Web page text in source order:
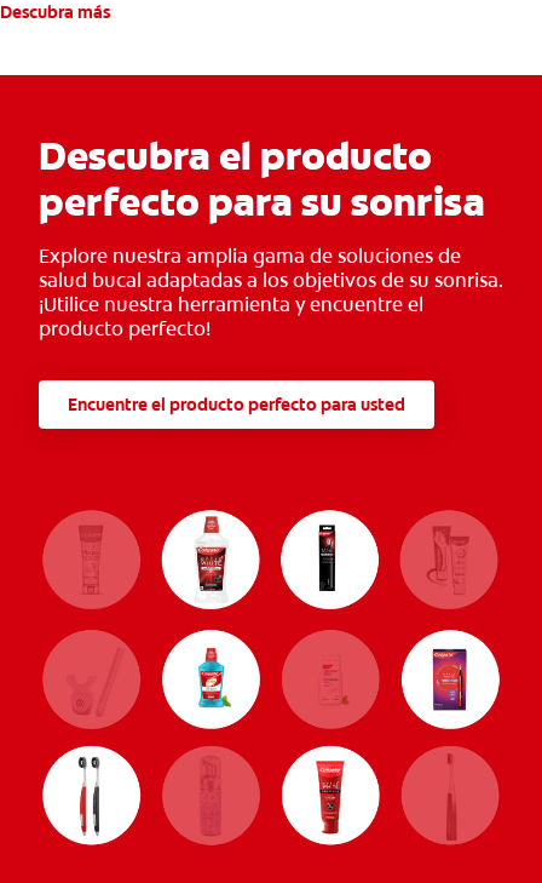
Descubra más
Descubra el producto
perfecto para su sonrisa
Explore nuestra amplia gama de soluciones de
salud bucal adaptadas a los objetivos de su sonrisa.
¡Utilice nuestra herramienta y encuentre el
producto perfecto!
Encuentre el producto perfecto para usted